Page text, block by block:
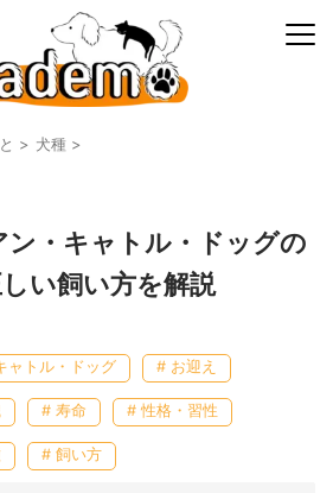
> 犬種 >
・キャトル・ドッグの
い飼い方を解説
ャトル・ドッグ # お迎え
# 寿命 # 性格・習性
# 飼い方